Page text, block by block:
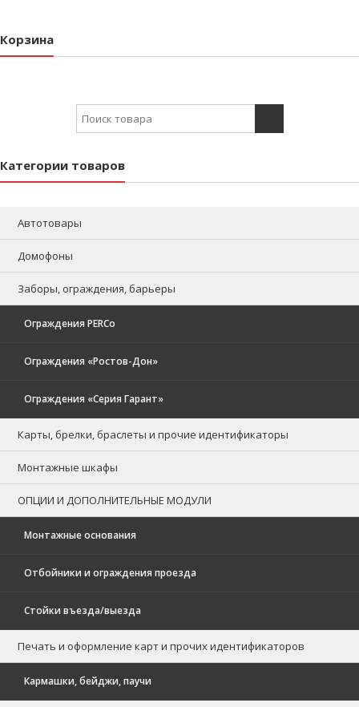
Корзина
Search for:
Категории товаров
Автотовары
Домофоны
Заборы, ограждения, барьеры
Ограждения PERCo
Ограждения «Ростов-Дон»
Ограждения «Серия Гарант»
Карты, брелки, браслеты и прочие идентификаторы
Монтажные шкафы
ОПЦИИ И ДОПОЛНИТЕЛЬНЫЕ МОДУЛИ
Монтажные основания
Отбойники и ограждения проезда
Стойки въезда/выезда
Печать и оформление карт и прочих идентификаторов
Кармашки, бейджи, паучи